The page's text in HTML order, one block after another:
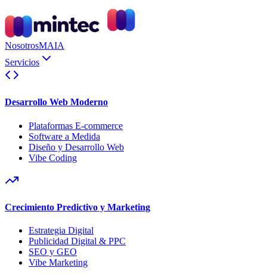
NosotrosMAIA
Servicios
Desarrollo Web Moderno
Plataformas E-commerce
Software a Medida
Diseño y Desarrollo Web
Vibe Coding
Crecimiento Predictivo y Marketing
Estrategia Digital
Publicidad Digital & PPC
SEO y GEO
Vibe Marketing